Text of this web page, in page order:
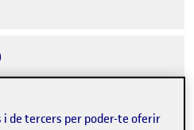
Oberta de
i de tercers per poder-te oferir